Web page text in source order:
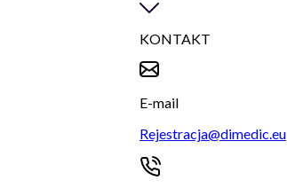
KONTAKT
E-mail
Rejestracja@dimedic.eu